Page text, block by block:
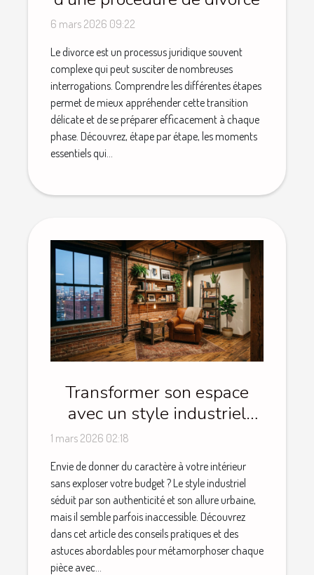
6 mars 2026 09:22
Le divorce est un processus juridique souvent
complexe qui peut susciter de nombreuses
interrogations. Comprendre les différentes étapes
permet de mieux appréhender cette transition
délicate et de se préparer efficacement à chaque
phase. Découvrez, étape par étape, les moments
essentiels qui...
Transformer son espace
avec un style industriel
sans se ruiner
1 mars 2026 02:18
Envie de donner du caractère à votre intérieur
sans exploser votre budget ? Le style industriel
séduit par son authenticité et son allure urbaine,
mais il semble parfois inaccessible. Découvrez
dans cet article des conseils pratiques et des
astuces abordables pour métamorphoser chaque
pièce avec...